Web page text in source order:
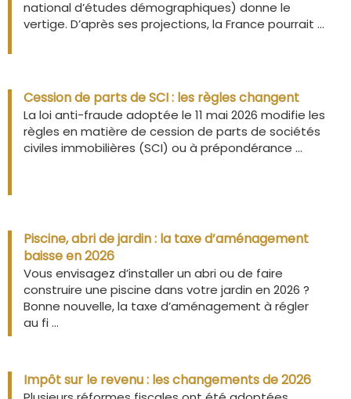
national d’études démographiques) donne le
vertige. D’après ses projections, la France pourrait ...
Cession de parts de SCI : les règles changent
La loi anti-fraude adoptée le 11 mai 2026 modifie les
règles en matière de cession de parts de sociétés
civiles immobilières (SCI) ou à prépondérance ...
Piscine, abri de jardin : la taxe d’aménagement
baisse en 2026
Vous envisagez d’installer un abri ou de faire
construire une piscine dans votre jardin en 2026 ?
Bonne nouvelle, la taxe d’aménagement à régler
au fi ...
Impôt sur le revenu : les changements de 2026